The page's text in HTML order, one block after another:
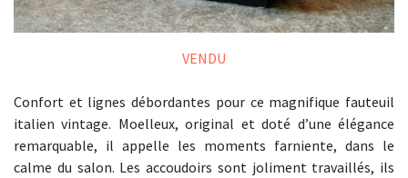
VENDU
Confort et lignes débordantes pour ce magnifique fauteuil
italien vintage. Moelleux, original et doté d’une élégance
remarquable, il appelle les moments farniente, dans le
calme du salon. Les accoudoirs sont joliment travaillés, ils